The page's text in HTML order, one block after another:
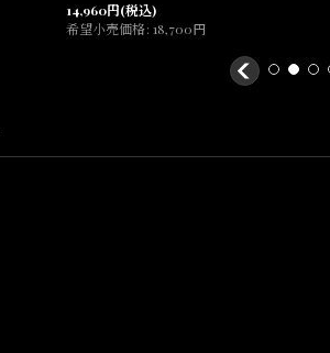
付属品：イ
トラック方式
14,960円(税込)
希望小売価格: 18,700円